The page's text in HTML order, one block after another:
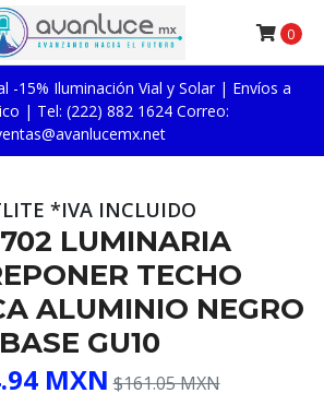
-15% Iluminación Vial y Solar | Envíos a
| Tel: (222) 882 1624 Correo:
0
*IVA INCLUIDO
LUMINARIA
TECHO
ALUMINIO NEGRO
BASE GU10
MXN $161.05 MXN